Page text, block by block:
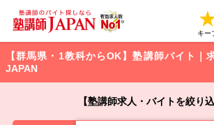
キー
【群馬県・1教科からOK】塾講師バイト｜
JAPAN
【塾講師求人・バイトを絞り込